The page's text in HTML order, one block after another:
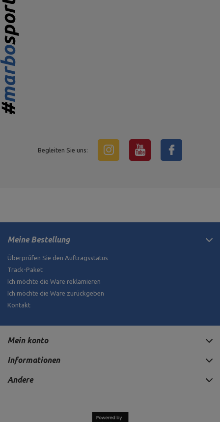
Begleiten Sie uns:
Meine Bestellung
Überprüfen Sie den Auftragsstatus
Track-Paket
Ich möchte die Ware reklamieren
Ich möchte die Ware zurückgeben
Kontakt
Mein konto
Informationen
Andere